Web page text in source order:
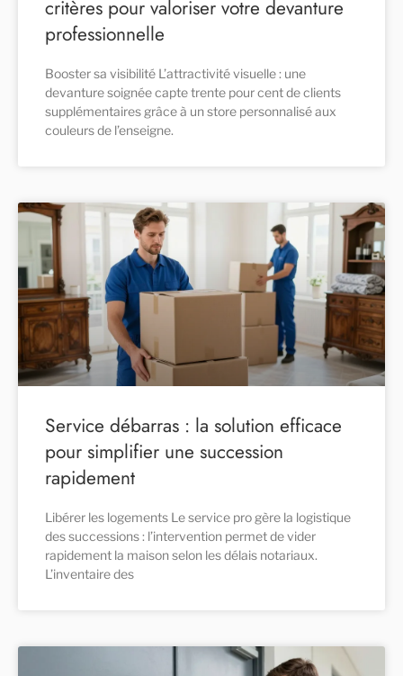
critères pour valoriser votre devanture
professionnelle
Booster sa visibilité L’attractivité visuelle : une
devanture soignée capte trente pour cent de clients
supplémentaires grâce à un store personnalisé aux
couleurs de l’enseigne.
Service débarras : la solution efficace
pour simplifier une succession
rapidement
Libérer les logements Le service pro gère la logistique
des successions : l’intervention permet de vider
rapidement la maison selon les délais notariaux.
L’inventaire des